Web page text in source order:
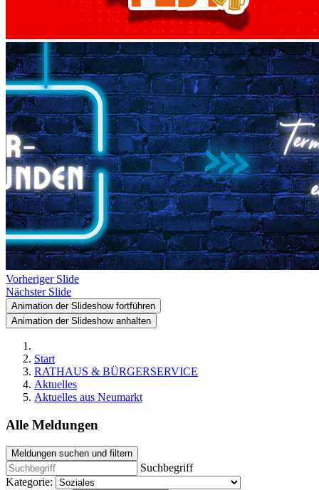
Vorheriger Slide
Nächster Slide
Animation der Slideshow fortführen
Animation der Slideshow anhalten
Start
RATHAUS & BÜRGERSERVICE
Aktuelles
Aktuelles aus Neumarkt
Alle Meldungen
Meldungen suchen und filtern
Suchbegriff
Kategorie: